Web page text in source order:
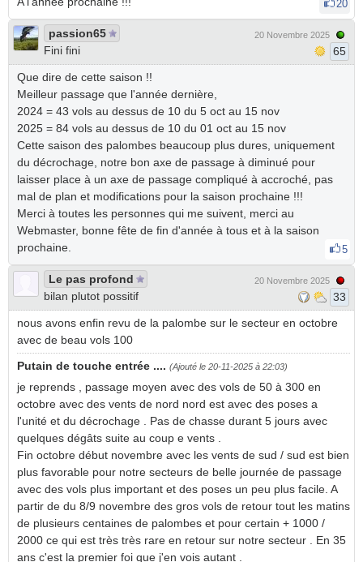
20
passion65
Fini fini
20 Novembre 2025
65
Que dire de cette saison !!
Meilleur passage que l'année dernière,
2024 = 43 vols au dessus de 10 du 5 oct au 15 nov
2025 = 84 vols au dessus de 10 du 01 oct au 15 nov
Cette saison des palombes beaucoup plus dures, uniquement
du décrochage, notre bon axe de passage à diminué pour
laisser place à un axe de passage compliqué à accroché, pas
mal de plan et modifications pour la saison prochaine !!!
Merci à toutes les personnes qui me suivent, merci au
Webmaster, bonne fête de fin d'année à tous et à la saison
prochaine.
5
Le pas profond
bilan plutot possitif
20 Novembre 2025
33
nous avons enfin revu de la palombe sur le secteur en octobre
avec de beau vols 100
Putain de touche entrée .... (Ajouté le 20-11-2025 à 22:03)
je reprends , passage moyen avec des vols de 50 à 300 en
octobre avec des vents de nord nord est avec des poses a
l'unité et du décrochage . Pas de chasse durant 5 jours avec
quelques dégâts suite au coup e vents .
Fin octobre début novembre avec les vents de sud / sud est bien
plus favorable pour notre secteurs de belle journée de passage
avec des vols plus important et des poses un peu plus facile. A
partir de du 8/9 novembre des gros vols de retour tout les matins
de plusieurs centaines de palombes et pour certain + 1000 /
2000 ce qui est très très rare en retour sur notre secteur . En 35
ans c'est la premier foi que j'en vois autant .